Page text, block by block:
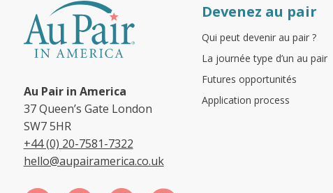
Au Pair in America
37 Queen’s Gate London
SW7 5HR
+44 (0) 20-7581-7322
hello@aupairamerica.co.uk
Devenez au pair
Qui peut devenir au pair ?
La journée type d’un au pair
Futures opportunités
Application process